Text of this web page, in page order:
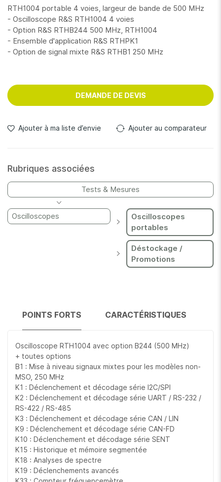
RTH1004 portable 4 voies, largeur de bande de 500 MHz
- Oscilloscope R&S RTH1004 4 voies
- Option R&S RTHB244 500 MHz, RTH1004
- Ensemble d'application R&S RTHPK1
- Option de signal mixte R&S RTHB1 250 MHz
DEMANDE DE DEVIS
Ajouter à ma liste d’envie Ajouter au comparateur
Rubriques associées
Tests & Mesures
Oscilloscopes
Oscilloscopes
portables
Déstockage /
Promotions
POINTS FORTS CARACTÉRISTIQUES
Oscilloscope RTH1004 avec option B244 (500 MHz)
+ toutes options
B1 : Mise à niveau signaux mixtes pour les modèles non-
MSO, 250 MHz
K1 : Déclenchement et décodage série I2C/SPI
K2 : Déclenchement et décodage série UART / RS-232 /
RS-422 / RS-485
K3 : Déclenchement et décodage série CAN / LIN
K9 : Déclenchement et décodage série CAN-FD
K10 : Déclenchement et décodage série SENT
K15 : Historique et mémoire segmentée
K18 : Analyses de spectre
K19 : Déclenchements avancés